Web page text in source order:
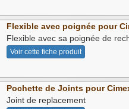
Flexible avec poignée pour
Flexible avec sa poignée de
Voir cette fiche produit
Pochette de Joints pour
Joint de replacement